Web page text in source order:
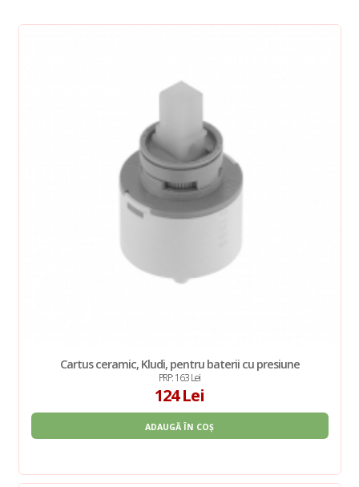
Cartus ceramic, Kludi, pentru baterii cu presiune
PRP: 163 Lei
124 Lei
ADAUGĂ ÎN COȘ